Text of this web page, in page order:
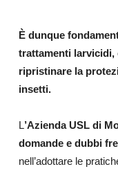
È dunque
trattamenti larvicidi,
ripristinare la
insetti.
L’Azienda USL di
domande e dubbi
nell’adottare le